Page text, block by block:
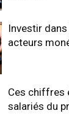
Investir dans
acteurs
Ces chiffres
salariés du